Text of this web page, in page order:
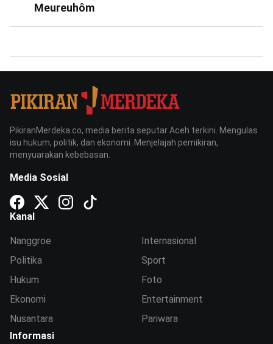
Meureuhôm
PikiranMerdeka.co, media berita seputar Aceh terkini. Mengulas
isu hukum, politik, dan ekonomi. Menjelajah pemikiran,
menyuarakan kebebasan.
Media Sosial
Kanal
Nanggroe
Politika
Hukum
Ekonomi
Nusantara
Internasional
Sport
Foto
Entertainment
Pariwara
Informasi